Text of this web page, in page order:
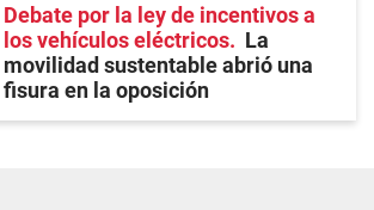
Debate por la ley de incentivos a
los vehículos eléctricos
La
movilidad sustentable abrió una
fisura en la oposición